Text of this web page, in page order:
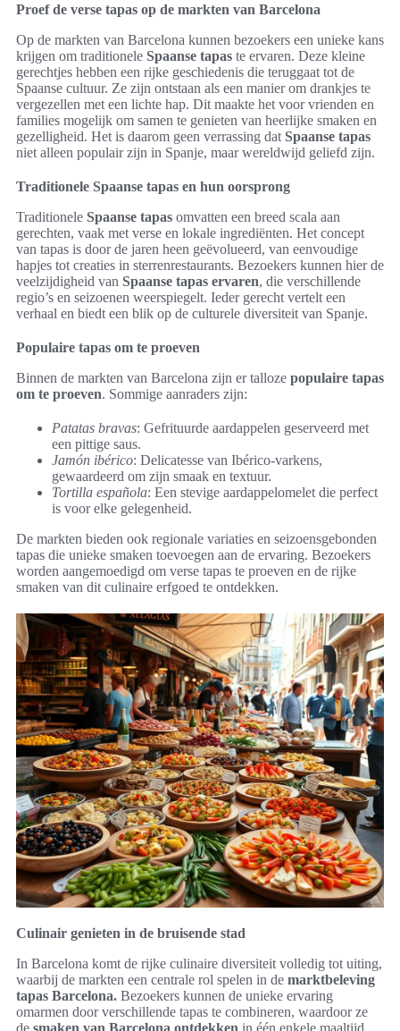
Proef de verse tapas op de markten van Barcelona
Op de markten van Barcelona kunnen bezoekers een unieke kans
krijgen om traditionele Spaanse tapas te ervaren. Deze kleine
gerechtjes hebben een rijke geschiedenis die teruggaat tot de
Spaanse cultuur. Ze zijn ontstaan als een manier om drankjes te
vergezellen met een lichte hap. Dit maakte het voor vrienden en
families mogelijk om samen te genieten van heerlijke smaken en
gezelligheid. Het is daarom geen verrassing dat Spaanse tapas
niet alleen populair zijn in Spanje, maar wereldwijd geliefd zijn.
Traditionele Spaanse tapas en hun oorsprong
Traditionele Spaanse tapas omvatten een breed scala aan
gerechten, vaak met verse en lokale ingrediënten. Het concept
van tapas is door de jaren heen geëvolueerd, van eenvoudige
hapjes tot creaties in sterrenrestaurants. Bezoekers kunnen hier de
veelzijdigheid van Spaanse tapas ervaren, die verschillende
regio’s en seizoenen weerspiegelt. Ieder gerecht vertelt een
verhaal en biedt een blik op de culturele diversiteit van Spanje.
Populaire tapas om te proeven
Binnen de markten van Barcelona zijn er talloze populaire tapas
om te proeven. Sommige aanraders zijn:
Patatas bravas: Gefrituurde aardappelen geserveerd met
een pittige saus.
Jamón ibérico: Delicatesse van Ibérico-varkens,
gewaardeerd om zijn smaak en textuur.
Tortilla española: Een stevige aardappelomelet die perfect
is voor elke gelegenheid.
De markten bieden ook regionale variaties en seizoensgebonden
tapas die unieke smaken toevoegen aan de ervaring. Bezoekers
worden aangemoedigd om verse tapas te proeven en de rijke
smaken van dit culinaire erfgoed te ontdekken.
Culinair genieten in de bruisende stad
In Barcelona komt de rijke culinaire diversiteit volledig tot uiting,
waarbij de markten een centrale rol spelen in de marktbeleving
tapas Barcelona. Bezoekers kunnen de unieke ervaring
omarmen door verschillende tapas te combineren, waardoor ze